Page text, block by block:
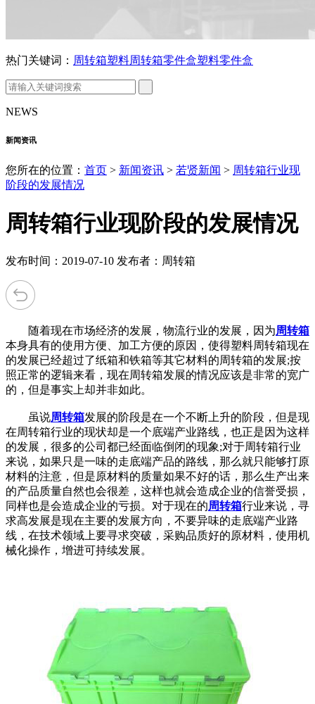
热门关键词： 周转箱塑料周转箱零件盒塑料零件盒
NEWS
新闻资讯
您所在的位置： 首页 > 新闻资讯 > 若贤新闻 > 周转箱行业现
阶段的发展情况
周转箱行业现阶段的发展情况
发布时间：2019-07-10 发布者：周转箱
随着现在市场经济的发展，物流行业的发展，因为周转箱
本身具有的使用方便、加工方便的原因，使得塑料周转箱现在
的发展已经超过了纸箱和铁箱等其它材料的周转箱的发展;按
照正常的逻辑来看，现在周转箱发展的情况应该是非常的宽广
的，但是事实上却并非如此。
虽说周转箱发展的阶段是在一个不断上升的阶段，但是现
在周转箱行业的现状却是一个底端产业路线，也正是因为这样
的发展，很多的公司都已经面临倒闭的现象;对于周转箱行业
来说，如果只是一味的走底端产品的路线，那么就只能够打原
材料的注意，但是原材料的质量如果不好的话，那么生产出来
的产品质量自然也会很差，这样也就会造成企业的信誉受损，
同样也是会造成企业的亏损。对于现在的周转箱行业来说，寻
求高发展是现在主要的发展方向，不要异味的走底端产业路
线，在技术领域上要寻求突破，采购品质好的原材料，使用机
械化操作，增进可持续发展。